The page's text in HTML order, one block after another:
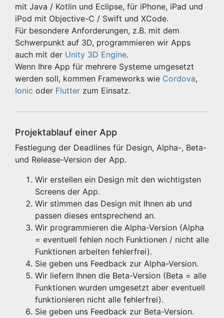
mit Java / Kotlin und Eclipse, für iPhone, iPad und
iPod mit Objective-C / Swift und XCode.
Für besondere Anforderungen, z.B. mit dem
Schwerpunkt auf 3D, programmieren wir Apps
auch mit der Unity 3D Engine.
Wenn Ihre App für mehrere Systeme umgesetzt
werden soll, kommen Frameworks wie Cordova,
Ionic oder Flutter zum Einsatz.
Projektablauf einer App
Festlegung der Deadlines für Design, Alpha-, Beta-
und Release-Version der App.
Wir erstellen ein Design mit den wichtigsten
Screens der App.
Wir stimmen das Design mit Ihnen ab und
passen dieses entsprechend an.
Wir programmieren die Alpha-Version (Alpha
= eventuell fehlen noch Funktionen / nicht alle
Funktionen arbeiten fehlerfrei).
Sie geben uns Feedback zur Alpha-Version.
Wir liefern Ihnen die Beta-Version (Beta = alle
Funktionen wurden umgesetzt aber eventuell
funktionieren nicht alle fehlerfrei).
Sie geben uns Feedback zur Beta-Version.